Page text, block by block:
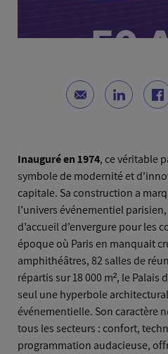
Inauguré en 1974, ce véritable
symbole de modernité et
capitale. Sa construction a
l’univers événementiel
d’accueil d’envergure pour les
époque où Paris en manquait
amphithéâtres, 82 salles de
répartis sur 18 000 m², le Palais
seul une hyperbole
événementielle. Son caractère
tous les secteurs : confort,
programmation audacieuse,